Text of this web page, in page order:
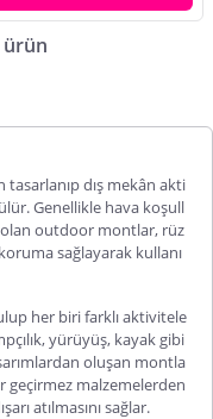
ürün
dış mekân akti
Genellikle hava koşull
olan outdoor montlar, rüz
sağlayarak kullanı
her biri farklı aktivitele
yürüyüş, kayak gibi
oluşan montla
geçirmez malzemelerden
atılmasını sağlar.